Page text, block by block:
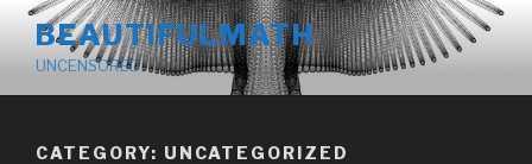
Skip
content
BEAUTIFULMATH
UNCENSORED
CATEGORY: UNCATEGORIZED